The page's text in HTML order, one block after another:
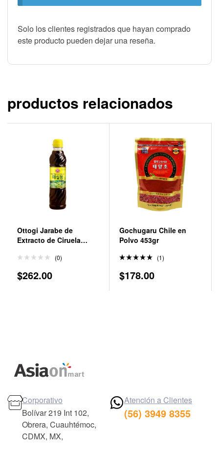
Solo los clientes registrados que hayan comprado
este producto pueden dejar una reseña.
productos relacionados
Ottogi Jarabe de
Extracto de Ciruela
(0)
$262.00
Gochugaru Chile en
Polvo 453gr
en5.00
de 5
(1)
$178.00
Corporativo
Bolívar 219 Int 102,
Obrera, Cuauhtémoc,
CDMX, MX,
Atención a Clientes
(56) 3949 8355